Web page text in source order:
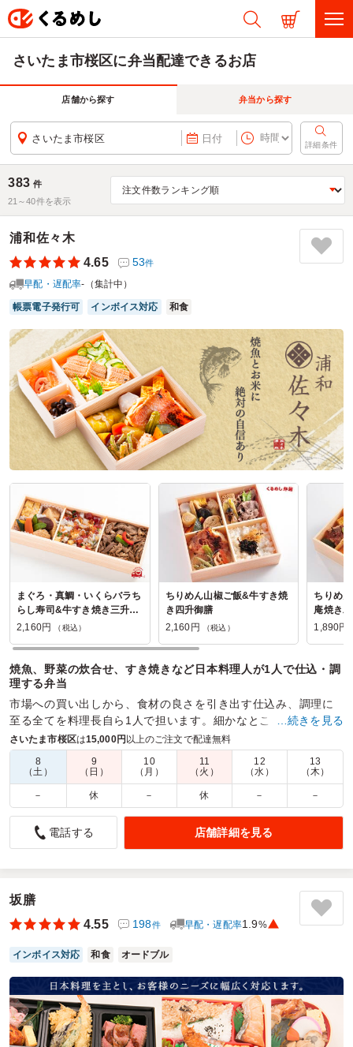
さいたま市桜区に弁当配達できるお店
店舗から探す 弁当から探す
さいたま市桜区 日付
詳細条件
383 件
21～40件を表示
浦和佐々木
4.65
53件
早配・遅配率-（集計中）
帳票電子発行可 インボイス対応 和食
まぐろ・真鯛・いくらバラち
らし寿司&牛すき焼き三升御
膳
2,160円 （税込）
ちりめん山椒ご飯&牛すき焼
き四升御膳
2,160円
（税込）
ちりめ
庵焼き
1,890円
焼魚、野菜の炊合せ、すき焼きなど日本料理人が1人で仕込・調
理する弁当
市場への買い出しから、食材の良さを引き出す仕込み、調理に
至る全てを料理長自ら1人で担います。細かなところにまで気を
配り、仕上げる料理人のお弁当をお届け致します。
商品数： 締切日時： 2日前15:00 価格帯：
1,890円～5,500円
配達時間：
10:30～18:00
彩り！バランス！おいしい
4.0
ご利用シーン：
参加者の年齢：
東京都文京区本郷2026/05/17
浦和佐々木の口コミをもっと見る
…続きを見る
さいたま市桜区は15,000円以上のご注文で配達無料
8
（土）
9
（日）
10
（月）
11
（火）
12
（水）
13
（木）
－ 休 － 休 － －
電話する 店舗詳細を見る
坂膳
4.55
198件 早配・遅配率1.9%
インボイス対応 和食 オードブル